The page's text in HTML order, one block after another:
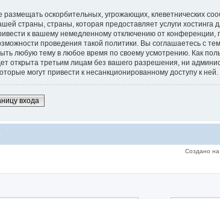
размещать оскорбительных, угрожающих, клеветнических
страны, страны, которая предоставляет услуги
к вашему немедленному отключению от
проведения такой политики. Вы соглашаетесь с
любую тему в любое время по своему усмотрению. Как
открыта третьим лицам без вашего разрешения, ни
могут привести к несанкционированному доступу к ней.
входа
Создано на